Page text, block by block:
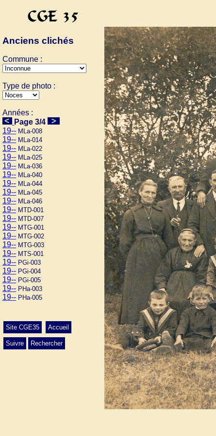
Anciens clichés
Commune :
Type de photo :
Années :
Page 3/4
19-- MLa-008
19-- MLa-014
19-- MLa-022
19-- MLa-025
19-- MLa-036
19-- MLa-040
19-- MLa-044
19-- MLa-045
19-- MLa-046
19-- MTD-001
19-- MTD-007
19-- MTG-001
19-- MTG-002
19-- MTG-003
19-- MTS-001
19-- PGi-003
19-- PGi-004
19-- PGi-005
19-- PHa-003
19-- PHa-005
Site CGE35 Accueil
Suivre Rechercher